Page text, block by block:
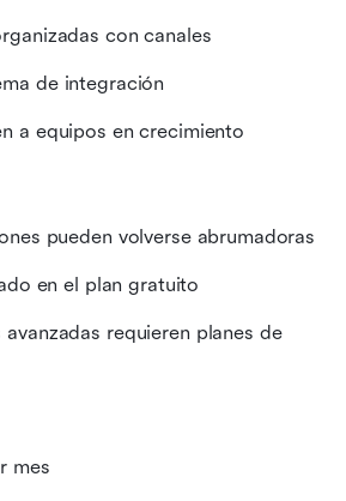
con canales
de integración
a equipos en crecimiento
pueden volverse abrumadoras
en el plan gratuito
avanzadas requieren planes de
mes